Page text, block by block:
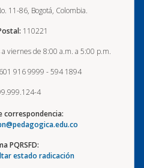
11-86, Bogotá, Colombia.
110221
a viernes de 8:00 a.m. a 5:00 p.m.
916 9999 - 594 1894
4
correspondencia:
PQRSFD:
estado radicación